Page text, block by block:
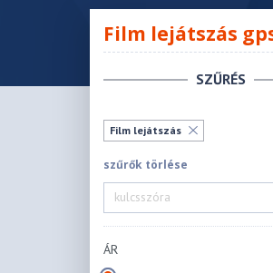
Film lejátszás
SZŰRÉS
Film lejátszás
szűrők törlése
ÁR